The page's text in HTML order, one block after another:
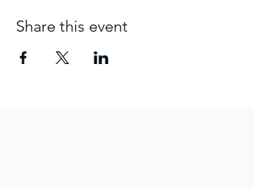
Share this event